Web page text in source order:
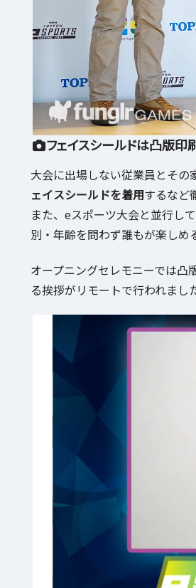
フェイスシールドは凸版
大会に出場しない従業員とそ
ェイスシールドを着用するなど
また、eスポーツ大会と並行し
別・年齢を問わず誰もが楽しめ
オープニングセレモニーでは
る挨拶がリモートで行われまし